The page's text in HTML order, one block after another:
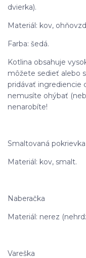
dvierka).
Materiál: kov,
Farba: šedá.
Kotlina obsahuje
môžete sedieť alebo
pridávať ingrediencie
nemusíte ohýbať
nenarobíte!
Smaltovaná pokrievka
Materiál: kov, smalt.
Naberačka
Materiál: nerez
Vareška